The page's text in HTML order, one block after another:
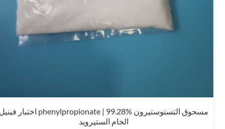
مسحوق التستوستيرون phenylpropionate | 99.28% اختبار فينيل
الخام الستيرويد